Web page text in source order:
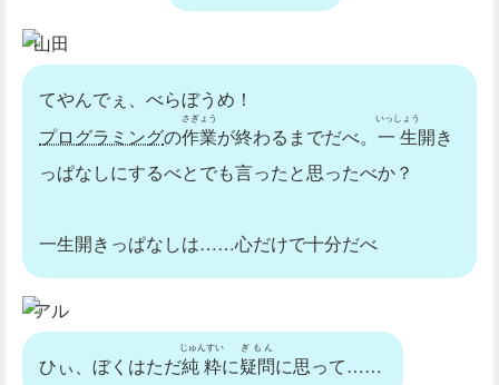
山田
てやんでぇ、べらぼうめ！
プログラミングの作業
さぎょう
が終わるまでだべ。 一生
いっしょう
開き
っぱなしにするべとでも言ったと思ったべか？
一生開きっぱなしは……心だけで十分だべ
アル
ひぃ、ぼくはただ純粋
じゅんすい
に疑問
ぎもん
に思って……